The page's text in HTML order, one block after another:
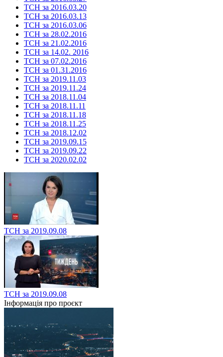
ТСН за 2016.03.20
ТСН за 2016.03.13
ТСН за 2016.03.06
ТСН за 28.02.2016
ТСН за 21.02.2016
ТСН за 14.02. 2016
ТСН за 07.02.2016
ТСН за 01.31.2016
ТСН за 2019.11.03
ТСН за 2019.11.24
ТСН за 2018.11.04
ТСН за 2018.11.11
ТСН за 2018.11.18
ТСН за 2018.11.25
ТСН за 2018.12.02
ТСН за 2019.09.15
ТСН за 2019.09.22
ТСН за 2020.02.02
ТСН за 2019.09.08
ТСН за 2019.09.08
Інформація про проєкт